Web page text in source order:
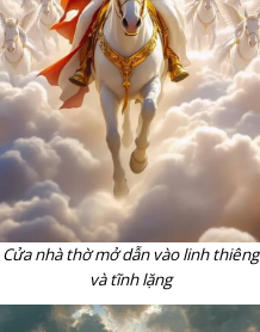
Cửa nhà thờ mở dẫn vào linh thiêng
và tĩnh lặng